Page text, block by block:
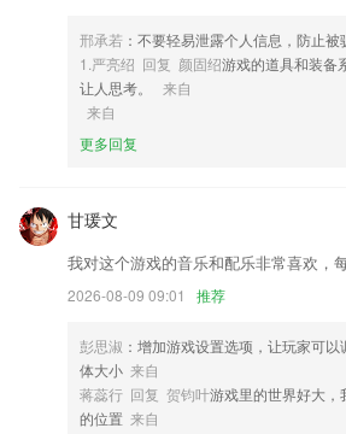
4,操作简单，趣味性强，自由度高，休闲涂鸦
5,可以按自己的计划打卡，提供了每周、每月
时间范围。
6,题库新:实时更新,2020新规题库
1.这里的课程都是由优质的教师进行课程讲解
2.进行精华解读
3.独特错题巩固功能，智能测验引入准人工智
4.·行业辅导名师倾情解析，为司法考试备考加
5.在这里，你可以了解移动编程的乐趣，更好
邢承若 ：不要轻易泄露个人信息，防止
1.严亮绍 回复 颜固绍游戏的道具和装备
让人思考。
来自
来自
更多回复
甘瑗文
我对这个游戏的音乐和配乐非常喜欢，
2026-08-09 09:01 推荐
彭思淑 ：增加游戏设置选项，让玩家可
体大小 来自
蒋蕊行 回复 贺钧叶游戏里的世界好大，
的位置 来自